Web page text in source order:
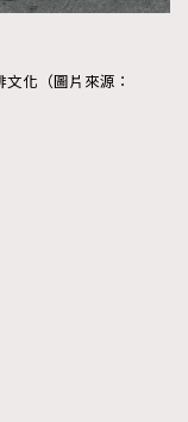
化（圖片來源：